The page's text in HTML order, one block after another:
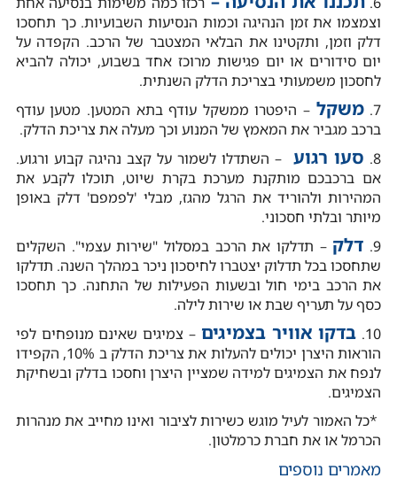
וצמצמו את זמן הנהיגה וכמות הנסיעות השבועיות. כך תחסכו
דלק וזמן, ותקטינו את הבלאי המצטבר של הרכב. הקפדה על
יום סידורים או יום פגישות מרוכז אחד בשבוע, יכולה להביא
לחסכון משמעותי בצריכת הדלק השנתית.
7. משקל – היפטרו ממשקל עודף בתא המטען. מטען עודף
ברכב מגביר את המאמץ של המנוע וכך מעלה את צריכת הדלק.
8. סעו רגוע – השתדלו לשמור על קצב נהיגה קבוע ורגוע.
אם ברכבכם מותקנת מערכת בקרת שיוט, תוכלו לקבע את
המהירות ולהוריד את הרגל מהגז, מבלי 'לפמפם' דלק באופן
מיותר ובלתי חסכוני.
9. דלק – תדלקו את הרכב במסלול "שירות עצמי". השקלים
שתחסכו בכל תדלוק יצטברו לחיסכון ניכר במהלך השנה. תדלקו
את הרכב בימי חול ובשעות הפעילות של התחנה. כך תחסכו
כסף על תעריף שבת או שירות לילה.
10. בדקו אוויר בצמיגים – צמיגים שאינם מנופחים לפי
הוראות היצרן יכולים להעלות את צריכת הדלק ב 10%, הקפידו
לנפח את הצמיגים למידה שמציין היצרן וחסכו בדלק ובשחיקת
הצמיגים.
*כל האמור לעיל מוגש כשירות לציבור ואינו מחייב את מנהרות
הכרמל או את חברת כרמלטון.
מאמרים נוספים